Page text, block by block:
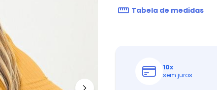
Tabela de medidas
10x
sem juros